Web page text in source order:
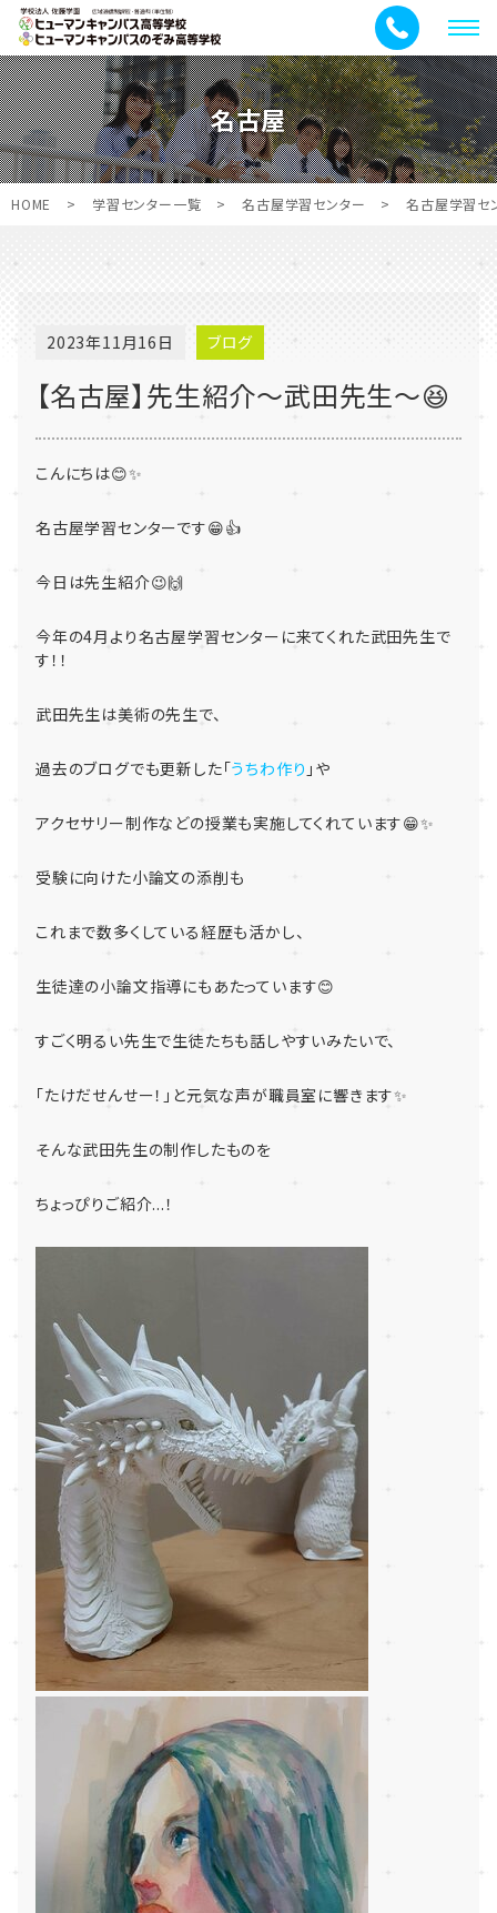
メ
ニ
ュ
ー
名古屋
HOME > 学習センター一覧 > 名古屋学習センター > 名古屋学習セ
2023年11月16日 ブログ
【名古屋】先生紹介～武田先生～😆
こんにちは😊✨
名古屋学習センターです😁👍
今日は先生紹介😉🙌
今年の4月より名古屋学習センターに来てくれた武田先生で
す！！
武田先生は美術の先生で、
過去のブログでも更新した「うちわ作り 」や
アクセサリー制作などの授業も実施してくれています😁✨
受験に向けた小論文の添削も
これまで数多くしている経歴も活かし、
生徒達の小論文指導にもあたっています😊
すごく明るい先生で生徒たちも話しやすいみたいで、
「たけだせんせー！」と元気な声が職員室に響きます✨
そんな武田先生の制作したものを
ちょっぴりご紹介...！